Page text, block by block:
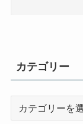
カテゴリー